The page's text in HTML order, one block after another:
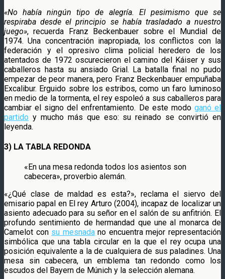
«No había ningún tipo de alegría. El pesimismo que se
respiraba desde el principio se había trasladado a nuestro
juego», recuerda Franz Beckenbauer sobre el Mundial de
1974. Una concentración inapropiada, los conflictos con la
federación y el opresivo clima policial heredero de los
atentados de 1972 oscurecieron el camino del Káiser y sus
caballeros hasta su ansiado Grial. La batalla final no pudo
empezar de peor manera, pero Franz Beckenbauer empuñaba
Excalibur. Erguido sobre los estribos, como un faro luminoso
en medio de la tormenta, el rey espoleó a sus caballeros para
cambiar el signo del enfrentamiento. De este modo ganó el
partido y mucho más que eso: su reinado se convirtió en
leyenda.
3) LA TABLA REDONDA
«En una mesa redonda todos los asientos son
cabecera», proverbio alemán.
«¿Qué clase de maldad es esta?», reclama el siervo del
emisario papal en El rey Arturo (2004), incapaz de localizar un
asiento adecuado para su señor en el salón de su anfitrión. El
profundo sentimiento de hermandad que une al monarca de
Camelot con su mesnadano encuentra mejor representación
simbólica que una tabla circular en la que el rey ocupa una
posición equivalente a la de cualquiera de sus paladines. Una
mesa sin cabecera, un emblema tan redondo como los
escudos del Bayern de Múnich y la selección alemana.